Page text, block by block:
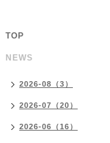
TOP
NEWS
2026-08（3）
2026-07（20）
2026-06（16）